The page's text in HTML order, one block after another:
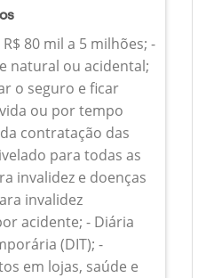
80 mil a 5 milhões; -
natural ou acidental;
o seguro e ficar
ou por tempo
contratação das
para todas as
invalidez e doenças
invalidez
acidente; - Diária
(DIT); -
em lojas, saúde e